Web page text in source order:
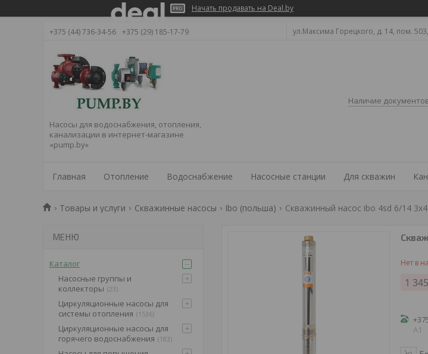
Начать продавать на Deal.by
+375 (44) 736-34-56 +375 (29) 185-17-79 ул.Максима Горецкого, д. 14, пом.
Насосы для водоснабжения, отопления,
канализации в интернет-магазине
«pump.by»
Наличие
Главная Отопление Водоснабжение Насосные станции Для скважин
Товары и услуги Скважинные насосы Ibo (польша) Скважинный насос ibo 4sd 6/14
Нет в
1 345
A1
Каталог
Насосные группы и
коллекторы 23
Циркуляционные насосы для
системы отопления
1536
Циркуляционные насосы для
горячего водоснабжения
183